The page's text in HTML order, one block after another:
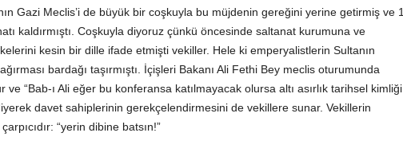
Gazi Meclis’i de büyük bir coşkuyla bu müjdenin gereğini yerine getirmiş ve 1
kaldırmıştı. Coşkuyla diyoruz çünkü öncesinde saltanat kurumuna ve
kesin bir dille ifade etmişti vekiller. Hele ki emperyalistlerin Sultanın
bardağı taşırmıştı. İçişleri Bakanı Ali Fethi Bey meclis oturumunda
ve “Bab-ı Ali eğer bu konferansa katılmayacak olursa altı asırlık tarihsel kimliği
davet sahiplerinin gerekçelendirmesini de vekillere sunar. Vekillerin
“yerin dibine batsın!”